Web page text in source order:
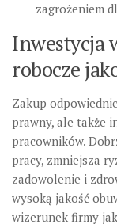
zagrożeniem
Inwestycja
robocze
Zakup
prawny, ale także
pracowników.
pracy, zmniejsza
zadowolenie i
wysoką jakość
wizerunek firmy